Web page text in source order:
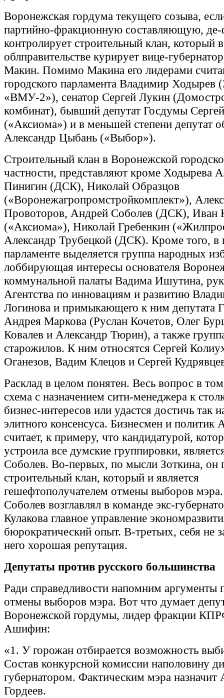
Воронежская гордума текущего созыва,
партийно-фракционную составляющую, де-
контролирует строительный клан, который в
облправительстве курирует вице-
Макин. Помимо Макина его лидерами
городского парламента Владимир Ходырев
«ВМУ-2»), сенатор Сергей Лукин
комбинат), бывший депутат Госдумы
(«Аксиома») и в меньшей степени депутат
Александр Цыбань («Выбор»).
Строительный клан в Воронежской
частности, представляют кроме Ходырева
Пинигин (ДСК), Николай Образцов
(«Воронежагропромстройкомплект»),
Провоторов, Андрей Соболев (ДСК), Иван
(«Аксиома»), Николай Гребенкин
Александр Трубецкой (ДСК). Кроме того, в
парламенте выделяется группа народных
лоббирующая интересы основателя
коммунальной палаты Вадима Ишутина,
Агентства по инновациям и развитию
Логинова и примыкающего к ним депутата
Андрея Маркова (Руслан Кочетов, Олег
Ковалев и Александр Тюрин), а также
старожилов. К ним относятся Сергей
Оганезов, Вадим Клецов и Сергей
Расклад в целом понятен. Весь вопрос в
схема с назначением сити-менеджера к
бизнес-интересов или удастся достичь так
элитного консенсуса. Бизнесмен и политик
считает, к примеру, что кандидатурой,
устроила все думские группировки,
Соболев. Во-первых, по мысли Зоткина, он
строительный клан, который и является
гешефтополучателем отмены выборов
Соболев возглавлял в команде экс-
Кулакова главное управление
бюрократический опыт. В-третьих, себя не
него хорошая репутация.
Депутаты против русского большинства
Ради справедливости напомним аргументы
отмены выборов мэра. Вот что думает
Воронежской гордумы, лидер фракции
Ашифин:
«1. У горожан отбирается возможность
Состав конкурсной комиссии наполовину
губернатором. Фактическим мэра назначит
Гордеев.